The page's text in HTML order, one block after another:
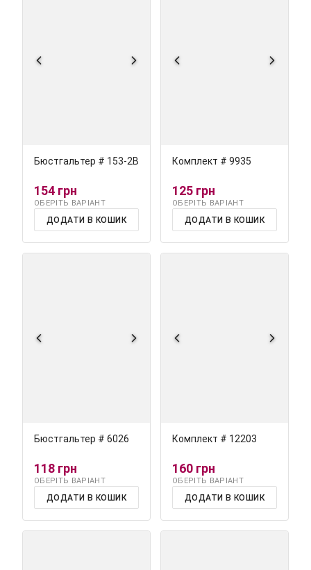
Бюстгальтер # 153-2В
154 грн
ОБЕРІТЬ ВАРІАНТ
ДОДАТИ В КОШИК
Комплект # 9935
125 грн
ОБЕРІТЬ ВАРІАНТ
ДОДАТИ В КОШИК
Бюстгальтер # 6026
118 грн
ОБЕРІТЬ ВАРІАНТ
ДОДАТИ В КОШИК
Комплект # 12203
160 грн
ОБЕРІТЬ ВАРІАНТ
ДОДАТИ В КОШИК